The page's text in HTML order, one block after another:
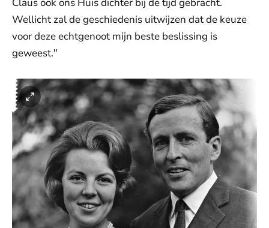
Wellicht zal de geschiedenis uitwijzen dat de keuze
voor deze echtgenoot mijn beste beslissing is
geweest."